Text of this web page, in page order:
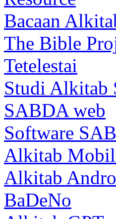
Bacaan
The Bible
Tetelestai
Studi Alkitab
SABDA web
Software
Alkitab
Alkitab
BaDeNo